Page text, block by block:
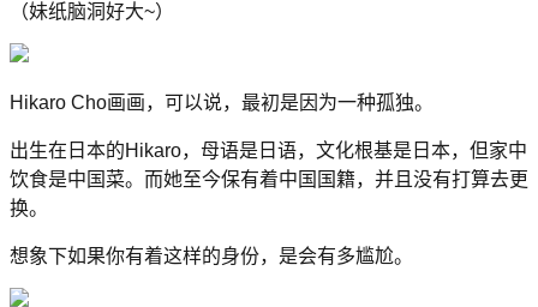
（妹纸脑洞好大~）
Hikaro Cho画画，可以说，最初是因为一种孤独。
出生在日本的Hikaro，母语是日语，文化根基是日本，但家中
饮食是中国菜。而她至今保有着中国国籍，并且没有打算去更
换。
想象下如果你有着这样的身份，是会有多尴尬。